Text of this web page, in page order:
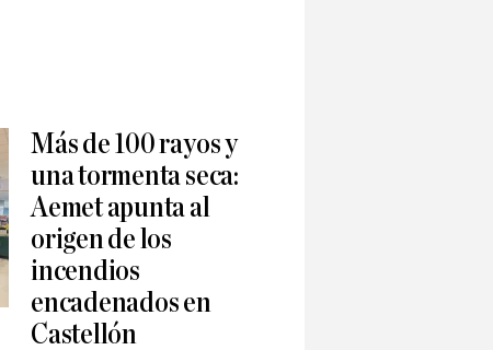
Más de 100 rayos y
una tormenta seca:
Aemet apunta al
origen de los
incendios
encadenados en
Castellón